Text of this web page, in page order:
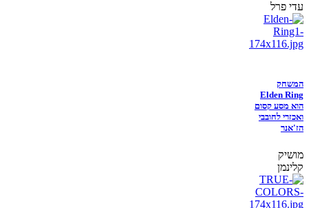
עדי פרל
המשחק
Elden Ring
הוא מסע קסום
ואכזרי לחובבי
הז'אנר
מושיק
קלינמן